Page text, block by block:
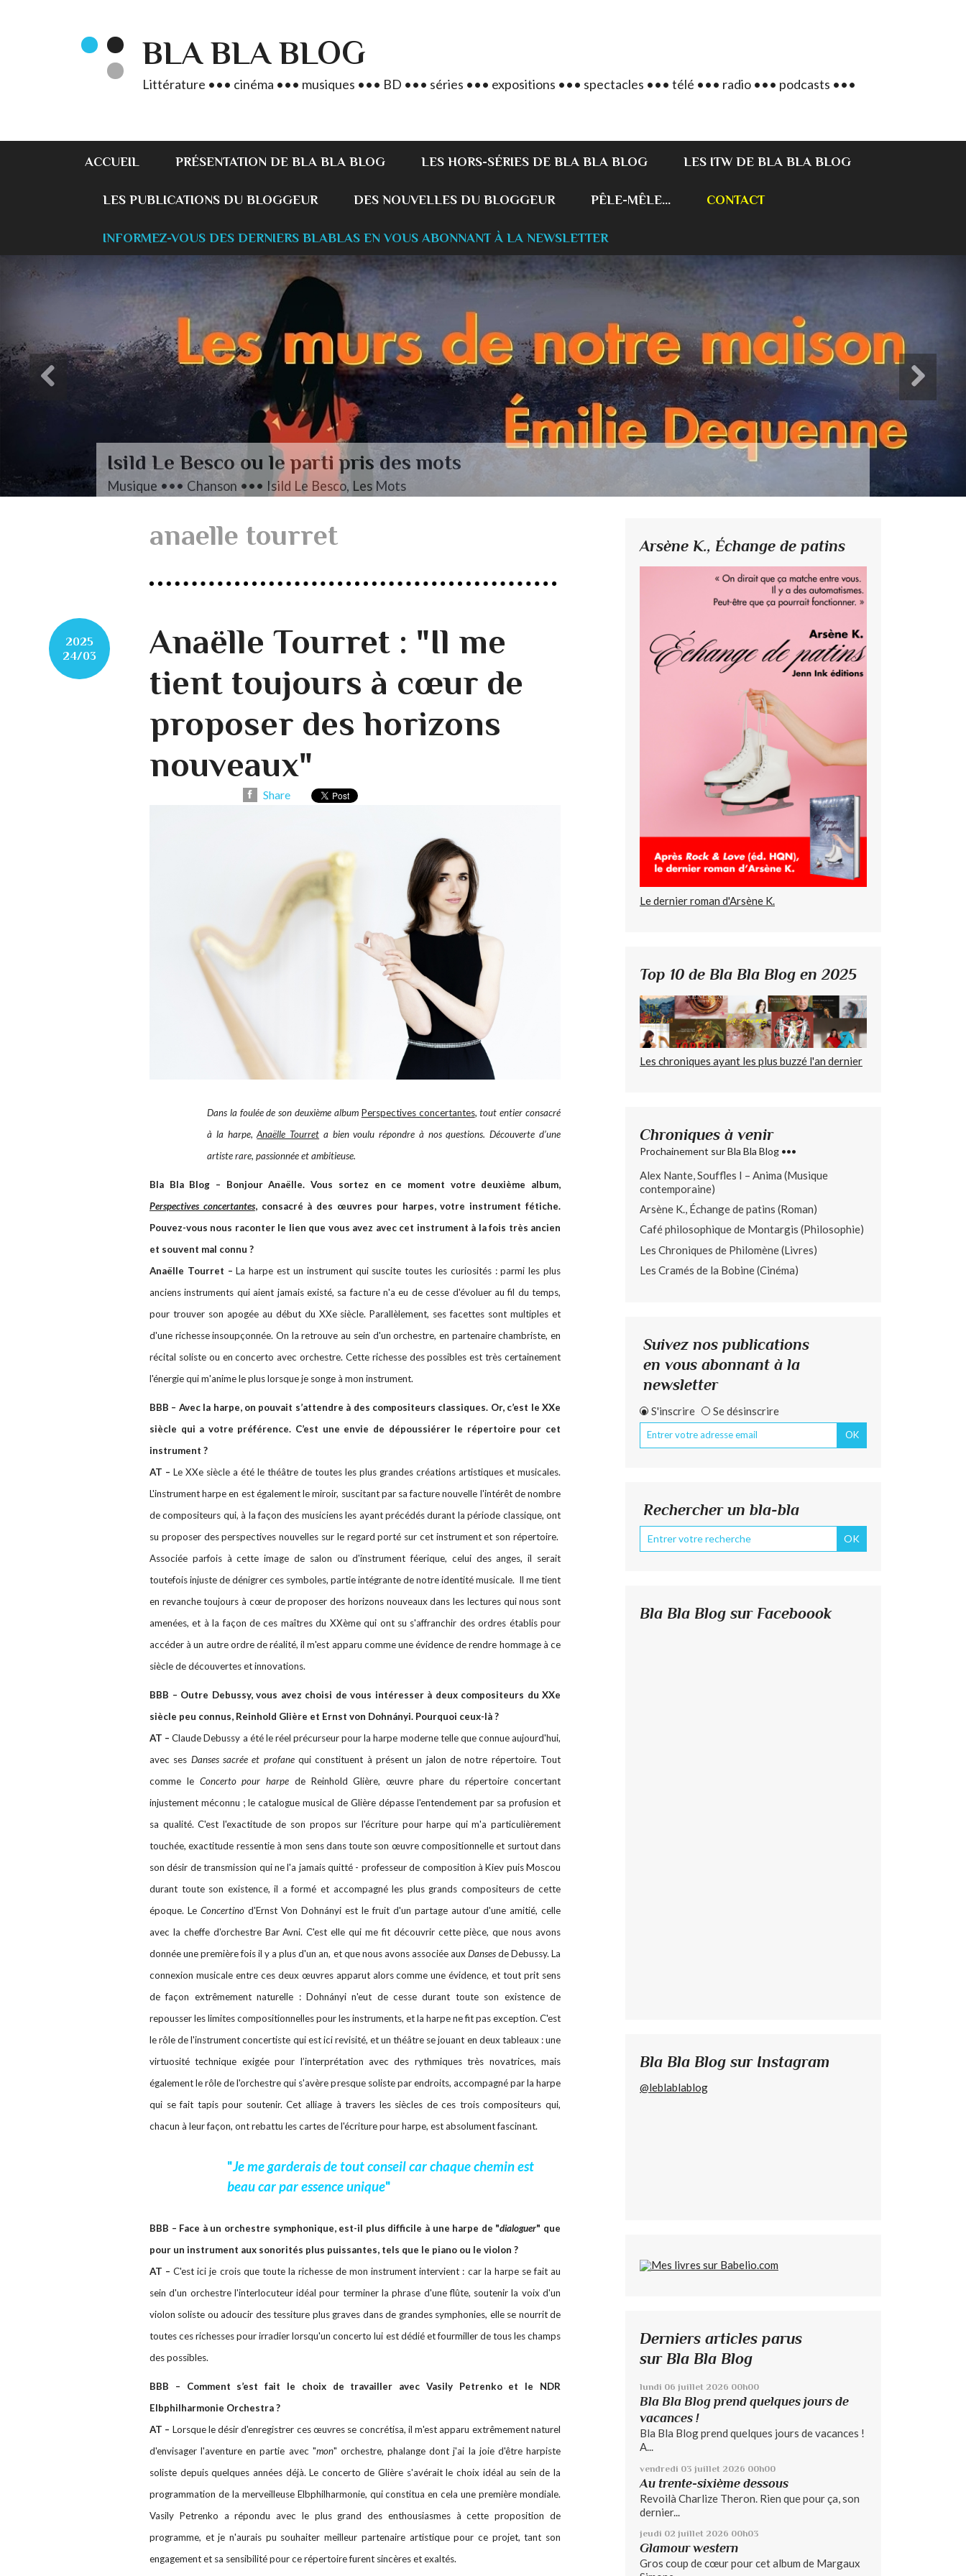
BLA BLA BLOG
Littérature ••• cinéma ••• musiques ••• BD ••• séries ••• expositions ••• spectacles ••• télé ••• radio ••• podcasts •••
ACCUEIL PRÉSENTATION DE BLA BLA BLOG LES HORS-SÉRIES DE BLA BLA BLOG LES ITW DE BLA BLA BLOG
LES PUBLICATIONS DU BLOGGEUR DES NOUVELLES DU BLOGGEUR PÊLE-MÊLE... CONTACT
INFORMEZ-VOUS DES DERNIERS BLABLAS EN VOUS ABONNANT À LA NEWSLETTER
L’autre Mendelssohn
Musique ••• Classique ••• Fanny Mendelssohn, Das Jahr
anaelle tourret
2025
24/03
Anaëlle Tourret : "Il me
tient toujours à cœur de
proposer des horizons
nouveaux"
Share
Dans la foulée de son deuxième album Perspectives concertantes, tout entier consacré
à la harpe,Anaëlle Tourret a bien voulu répondre à nos questions. Découverte d’une
artiste rare, passionnée et ambitieuse.
Bla Bla Blog – Bonjour Anaëlle. Vous sortez en ce moment votre deuxième album,
Perspectives concertantes, consacré à des œuvres pour harpes, votre instrument fétiche.
Pouvez-vous nous raconter le lien que vous avez avec cet instrument à la fois très ancien
et souvent mal connu ?
Anaëlle Tourret –La harpe est un instrument qui suscite toutes les curiosités : parmi les plus
anciens instruments qui aient jamais existé, sa facture n'a eu de cesse d'évoluer au fil du temps,
pour trouver son apogée au début du XXe siècle. Parallèlement, ses facettes sont multiples et
d'une richesse insoupçonnée. On la retrouve au sein d'un orchestre, en partenaire chambriste, en
récital soliste ou en concerto avec orchestre. Cette richesse des possibles est très certainement
l'énergie qui m'anime le plus lorsque je songe à mon instrument.
BBB – Avec la harpe, on pouvait s’attendre à des compositeurs classiques. Or, c’est le XXe
siècle qui a votre préférence. C’est une envie de dépoussiérer le répertoire pour cet
instrument ?
AT – Le XXe siècle a été le théâtre de toutes les plus grandes créations artistiques et musicales.
L'instrument harpe en est également le miroir, suscitant par sa facture nouvelle l'intérêt de nombre
de compositeurs qui, à la façon des musiciens les ayant précédés durant la période classique, ont
su proposer des perspectives nouvelles sur le regard porté sur cet instrument et son répertoire.
Associée parfois à cette image de salon ou d'instrument féerique, celui des anges, il serait
toutefois injuste de dénigrer ces symboles, partie intégrante de notre identité musicale. Il me tient
en revanche toujours à cœur de proposer des horizons nouveaux dans les lectures qui nous sont
amenées, et à la façon de ces maîtres du XXème qui ont su s'affranchir des ordres établis pour
accéder à un autre ordre de réalité, il m'est apparu comme une évidence de rendre hommage à ce
siècle de découvertes et innovations.
BBB – Outre Debussy, vous avez choisi de vous intéresser à deux compositeurs du XXe
siècle peu connus, Reinhold Glière et Ernst von Dohnányi. Pourquoi ceux-là ?
AT –Claude Debussy a été le réel précurseur pour la harpe moderne telle que connue aujourd'hui,
avec ses Danses sacrée et profanequi constituent à présent un jalon de notre répertoire. Tout
comme le Concerto pour harpe de Reinhold Glière, œuvre phare du répertoire concertant
injustement méconnu ; le catalogue musical de Glière dépasse l'entendement par sa profusion et
sa qualité. C'est l'exactitude de son propos sur l'écriture pour harpe qui m'a particulièrement
touchée, exactitude ressentie à mon sens dans toute son œuvre compositionnelle et surtout dans
son désir de transmission qui ne l'a jamais quitté - professeur de composition à Kiev puis Moscou
durant toute son existence, il a formé et accompagné les plus grands compositeurs de cette
époque. Le Concertino d'Ernst Von Dohnányi est le fruit d'un partage autour d'une amitié, celle
avec la cheffe d'orchestre Bar Avni. C'est elle qui me fit découvrir cette pièce, que nous avons
donnée une première fois il y a plus d'un an, et que nous avons associée auxDansesde Debussy. La
connexion musicale entre ces deux œuvres apparut alors comme une évidence, et tout prit sens
de façon extrêmement naturelle : Dohnányi n'eut de cesse durant toute son existence de
repousser les limites compositionnelles pour les instruments, et la harpe ne fit pas exception. C'est
le rôle de l'instrument concertiste qui est ici revisité, et un théâtre se jouant en deux tableaux : une
virtuosité technique exigée pour l’interprétation avec des rythmiques très novatrices, mais
également le rôle de l'orchestre qui s'avère presque soliste par endroits, accompagné par la harpe
qui se fait tapis pour soutenir. Cet alliage à travers les siècles de ces trois compositeurs qui,
chacun à leur façon, ont rebattu les cartes de l'écriture pour harpe, est absolument fascinant.
"Je me garderais de tout conseil car chaque chemin est
beau car par essence unique"
BBB – Face à un orchestre symphonique, est-il plus difficile à une harpe de "dialoguer" que
pour un instrument aux sonorités plus puissantes, tels que le piano ou le violon ?
AT –C'est ici je crois que toute la richesse de mon instrument intervient : car la harpe se fait au
sein d'un orchestre l'interlocuteur idéal pour terminer la phrase d'une flûte, soutenir la voix d'un
violon soliste ou adoucir des tessiture plus graves dans de grandes symphonies, elle se nourrit de
toutes ces richesses pour irradier lorsqu'un concerto lui est dédié et fourmiller de tous les champs
des possibles.
BBB – Comment s’est fait le choix de travailler avec Vasily Petrenko et le NDR
Elbphilharmonie Orchestra ?
AT – Lorsque le désir d'enregistrer ces œuvres se concrétisa, il m'est apparu extrêmement naturel
d'envisager l'aventure en partie avec "mon" orchestre, phalange dont j'ai la joie d'être harpiste
soliste depuis quelques années déjà. Le concerto de Glière s'avérait le choix idéal au sein de la
programmation de la merveilleuse Elbphilharmonie, qui constitua en cela une première mondiale.
Vasily Petrenko a répondu avec le plus grand des enthousiasmes à cette proposition de
programme, et je n'aurais pu souhaiter meilleur partenaire artistique pour ce projet, tant son
engagement et sa sensibilité pour ce répertoire furent sincères et exaltés.
Arsène K., Échange de patins
Le dernier roman d'Arsène K.
Top 10 de Bla Bla Blog en 2025
Les chroniques ayant les plus buzzé l'an dernier
Chroniques à venir
Prochainement sur Bla Bla Blog •••
Alex Nante, Souffles I – Anima (Musique
contemporaine)
Arsène K., Échange de patins (Roman)
Café philosophique de Montargis (Philosophie)
Les Chroniques de Philomène (Livres)
Les Cramés de la Bobine (Cinéma)
Suivez nos publications
en vous abonnant à la
newsletter
S'inscrire Se désinscrire
Rechercher un bla-bla
Bla Bla Blog sur Faceboook
Bla Bla Blog sur Instagram
@leblablablog
Derniers articles parus
sur Bla Bla Blog
lundi 06 juillet 2026 00h00
Bla Bla Blog prend quelques jours de
vacances !
Bla Bla Blog prend quelques jours de vacances !
A...
vendredi 03 juillet 2026 00h00
Au trente-sixième dessous
Revoilà Charlize Theron. Rien que pour ça, son
dernier...
jeudi 02 juillet 2026 00h03
Glamour western
Gros coup de cœur pour cet album de Margaux